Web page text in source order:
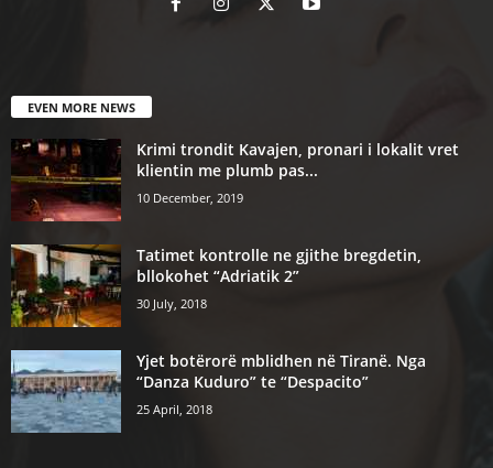
EVEN MORE NEWS
Krimi trondit Kavajen, pronari i lokalit vret
klientin me plumb pas...
10 December, 2019
Tatimet kontrolle ne gjithe bregdetin,
bllokohet “Adriatik 2”
30 July, 2018
Yjet botërorë mblidhen në Tiranë. Nga
“Danza Kuduro” te “Despacito”
25 April, 2018